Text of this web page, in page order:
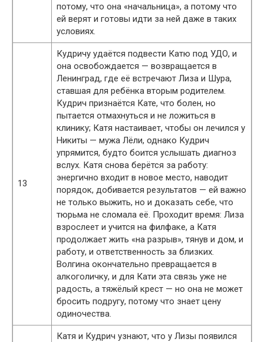
потому, что она «начальница», а потому что
ей верят и готовы идти за ней даже в таких
условиях.
13
Кудричу удаётся подвести Катю под УДО, и
она освобождается — возвращается в
Ленинград, где её встречают Лиза и Шура,
ставшая для ребёнка вторым родителем.
Кудрич признаётся Кате, что болен, но
пытается отмахнуться и не ложиться в
клинику; Катя настаивает, чтобы он лечился у
Никиты — мужа Лёли, однако Кудрич
упрямится, будто боится услышать диагноз
вслух. Катя снова берётся за работу:
энергично входит в новое место, наводит
порядок, добивается результатов — ей важно
не только выжить, но и доказать себе, что
тюрьма не сломала её. Проходит время: Лиза
взрослеет и учится на филфаке, а Катя
продолжает жить «на разрыв», тянув и дом, и
работу, и ответственность за близких.
Волгина окончательно превращается в
алкоголичку, и для Кати эта связь уже не
радость, а тяжёлый крест — но она не может
бросить подругу, потому что знает цену
одиночества.
Катя и Кудрич узнают, что у Лизы появился